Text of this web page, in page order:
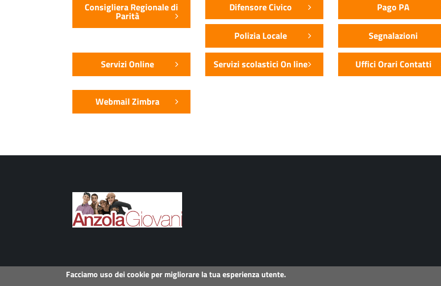
Consigliera Regionale di
Parità
Difensore Civico Pago PA
Polizia Locale Segnalazioni
Servizi Online Servizi scolastici On line Uffici Orari Contatti
Webmail Zimbra
Facciamo uso dei cookie per migliorare la tua esperienza utente.